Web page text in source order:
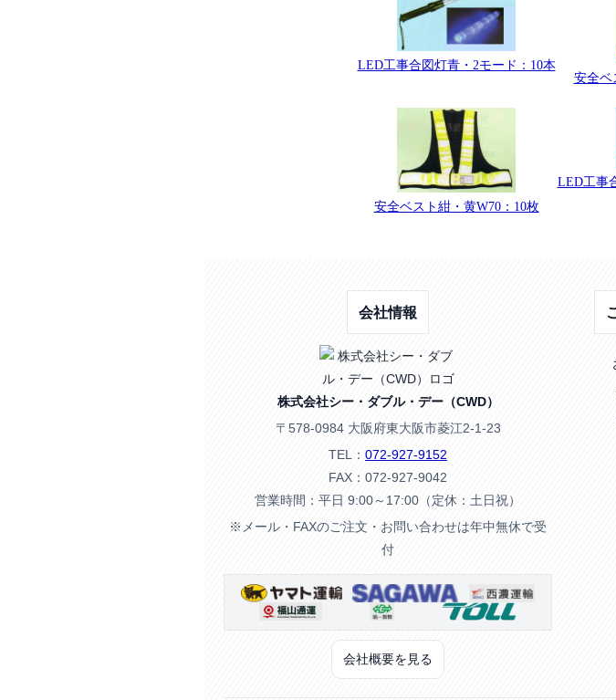
LED工事合図灯青・2モード：10本
安全ベ
安全ベスト紺・黄W70：10枚
LED工事
会社情報
株式会社シー・ダブル・デー（CWD）
〒578-0984 大阪府東大阪市菱江2-1-23
TEL： 072-927-9152
FAX：072-927-9042
営業時間：平日 9:00～17:00（定休：土日祝）
※メール・FAXのご注文・お問い合わせは年中無休で受
付
会社概要を見る